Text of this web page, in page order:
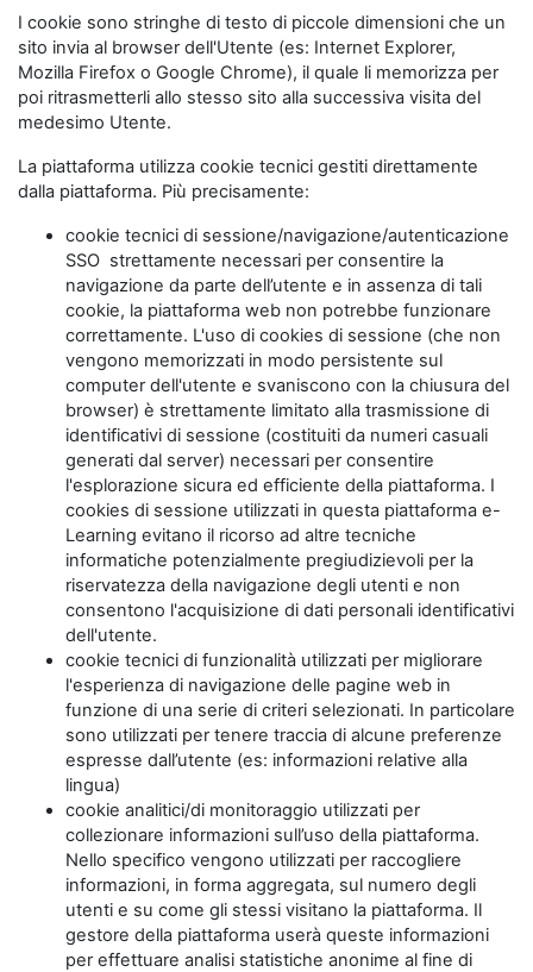
I cookie sono stringhe di testo di piccole dimensioni che un
sito invia al browser dell'Utente (es: Internet Explorer,
Mozilla Firefox o Google Chrome), il quale li memorizza per
poi ritrasmetterli allo stesso sito alla successiva visita del
medesimo Utente.
La piattaforma utilizza cookie tecnici gestiti direttamente
dalla piattaforma. Più precisamente:
cookie tecnici di sessione/navigazione/autenticazione
SSO strettamente necessari per consentire la
navigazione da parte dell’utente e in assenza di tali
cookie, la piattaforma web non potrebbe funzionare
correttamente. L'uso di cookies di sessione (che non
vengono memorizzati in modo persistente sul
computer dell'utente e svaniscono con la chiusura del
browser) è strettamente limitato alla trasmissione di
identificativi di sessione (costituiti da numeri casuali
generati dal server) necessari per consentire
l'esplorazione sicura ed efficiente della piattaforma. I
cookies di sessione utilizzati in questa piattaforma e-
Learning evitano il ricorso ad altre tecniche
informatiche potenzialmente pregiudizievoli per la
riservatezza della navigazione degli utenti e non
consentono l'acquisizione di dati personali identificativi
dell'utente.
cookie tecnici di funzionalità utilizzati per migliorare
l'esperienza di navigazione delle pagine web in
funzione di una serie di criteri selezionati. In particolare
sono utilizzati per tenere traccia di alcune preferenze
espresse dall’utente (es: informazioni relative alla
lingua)
cookie analitici/di monitoraggio utilizzati per
collezionare informazioni sull’uso della piattaforma.
Nello specifico vengono utilizzati per raccogliere
informazioni, in forma aggregata, sul numero degli
utenti e su come gli stessi visitano la piattaforma. Il
gestore della piattaforma userà queste informazioni
per effettuare analisi statistiche anonime al fine di